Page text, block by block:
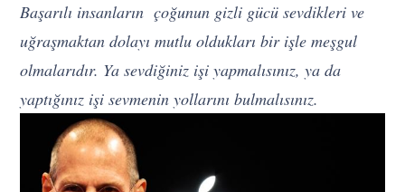
Başarılı insanların çoğunun gizli gücü sevdikleri ve
uğraşmaktan dolayı mutlu oldukları bir işle meşgul
olmalarıdır. Ya sevdiğiniz işi yapmalısınız, ya da
yaptığınız işi sevmenin yollarını bulmalısınız.